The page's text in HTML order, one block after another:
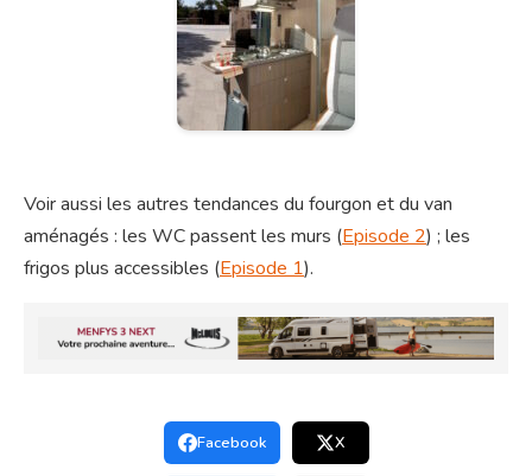
Voir aussi les autres tendances du fourgon et du van
aménagés : les WC passent les murs (Episode 2) ; les
frigos plus accessibles (Episode 1).
Facebook X